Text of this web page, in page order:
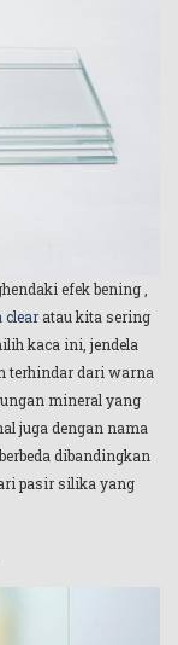
efek bening ,
clearatau kita sering
kaca ini, jendela
terhindar dari warna
mineral yang
juga dengan nama
dibandingkan
pasir silika yang